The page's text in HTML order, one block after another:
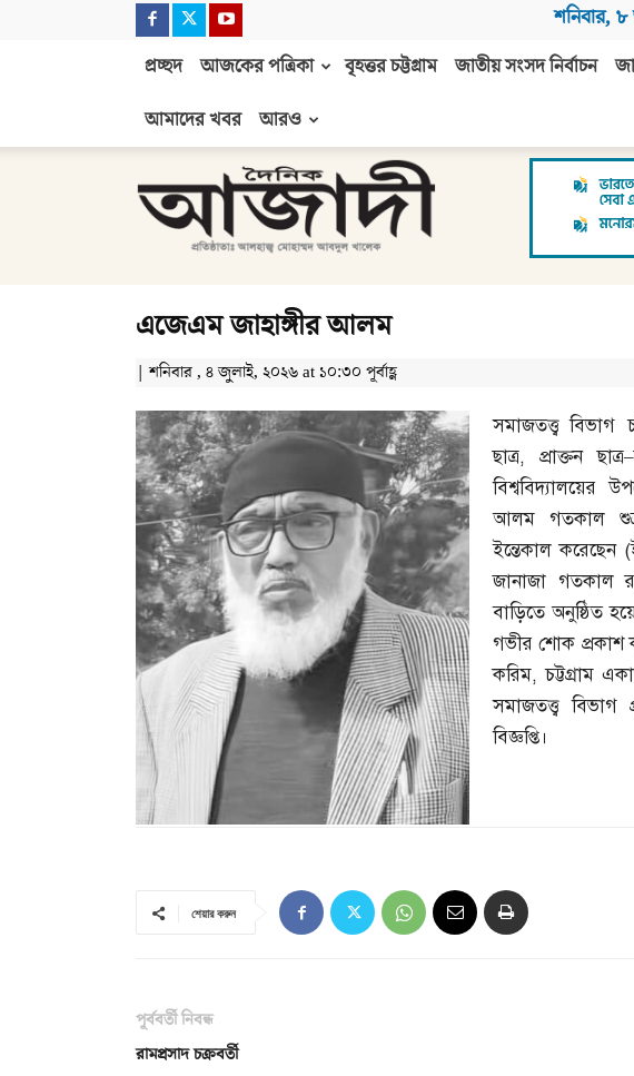
শনিবার, ৮
প্রচ্ছদ আজকের পত্রিকা বৃহত্তর চট্টগ্রাম জাতীয় সংসদ নির্বাচন
আমাদের খবর
আরও
আজাদী
এজেএম জাহাঙ্গীর আলম
| শনিবার , ৪ জুলাই, ২০২৬ at ১০:৩০ পূর্বাহ্ণ
সমাজতত্ত্ব বিভাগ
ছাত্র, প্রাক্তন ছাত্র–
বিশ্ববিদ্যালয়ের
আলম গতকাল
ইন্তেকাল করেছেন (
জানাজা গতকাল
বাড়িতে অনুষ্ঠিত
গভীর শোক প্রকাশ
করিম,চট্টগ্রাম
সমাজতত্ত্ব বিভাগ
বিজ্ঞপ্তি।
শেয়ার করুন
পূর্ববর্তী নিবন্ধ
রামপ্রসাদ চক্রবর্তী